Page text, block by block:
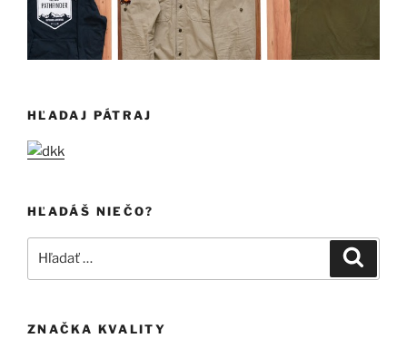
HĽADAJ PÁTRAJ
HĽADÁŠ NIEČO?
ZNAČKA KVALITY